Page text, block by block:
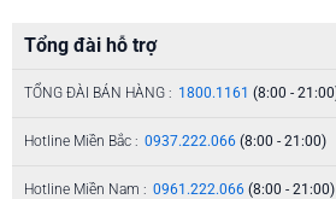
Tổng đài hỗ trợ
TỔNG ĐÀI BÁN HÀNG : 1800.1161 (8:00 -
Hotline Miền Bắc : 0937.222.066 (8:00 - 21:00)
Hotline Miền Nam : 0961.222.066 (8:00 - 21:00)